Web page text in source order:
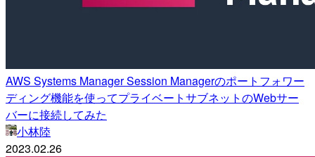
AWS Systems Manager Session Managerのポートフォワー
ディング機能を使ってプライベートサブネットのWebサー
バーに接続してみた
小林陸
2023.02.26